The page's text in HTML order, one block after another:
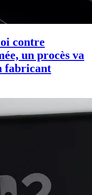
contre
un procès va
fabricant